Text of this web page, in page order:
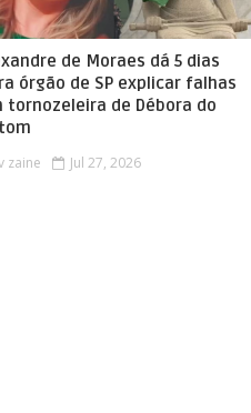
de Moraes dá 5 dias
órgão de SP explicar falhas
tornozeleira de Débora do
zaine Jul 27, 2026